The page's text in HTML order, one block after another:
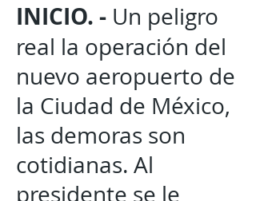
INICIO. - Un peligro
real la operación del
nuevo aeropuerto de
la Ciudad de México,
las demoras son
cotidianas. Al
presidente se le